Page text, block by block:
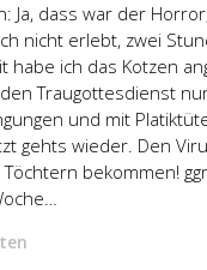
Ja, dass war der
nicht erlebt, zwei
habe ich das Kotzen
Traugottesdienst
und mit
gehts wieder. Den
bekommen!